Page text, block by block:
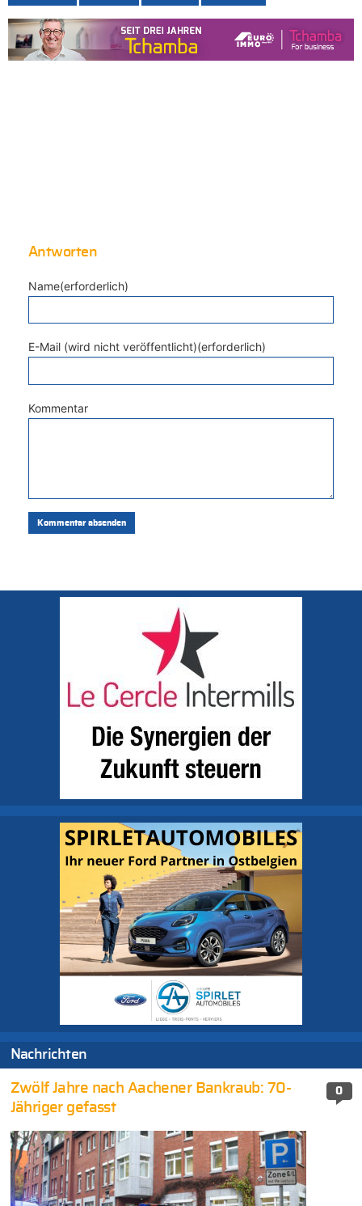
Antworten
Name(erforderlich)
E-Mail (wird nicht veröffentlicht)(erforderlich)
Kommentar
Nachrichten
0
Zwölf Jahre nach Aachener Bankraub: 70-
Jähriger gefasst